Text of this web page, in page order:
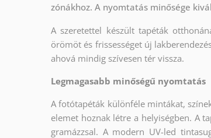
zónákhoz. A nyomtatás minősége
A szeretettel készült tapéták
örömöt és frissességet új
ahová mindig szívesen tér vissza.
Legmagasabb minőségű nyomtatás
A fotótapéták különféle mintákat,
elemet hoznak létre a helyiségben. A
gramázzsal. A modern UV-led